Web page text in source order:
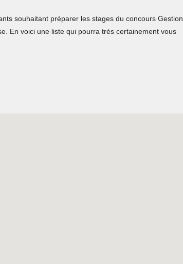
souhaitant préparer les stages du concours Gestion
En voici une liste qui pourra très certainement vous